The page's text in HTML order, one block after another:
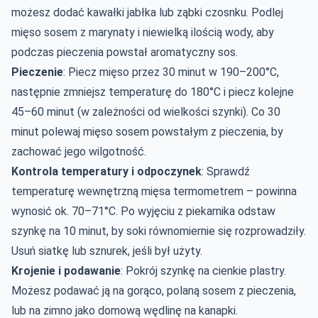
możesz dodać kawałki jabłka lub ząbki czosnku. Podlej
mięso sosem z marynaty i niewielką ilością wody, aby
podczas pieczenia powstał aromatyczny sos.
Pieczenie: Piecz mięso przez 30 minut w 190–200°C,
następnie zmniejsz temperaturę do 180°C i piecz kolejne
45–60 minut (w zależności od wielkości szynki). Co 30
minut polewaj mięso sosem powstałym z pieczenia, by
zachować jego wilgotność.
Kontrola temperatury i odpoczynek: Sprawdź
temperaturę wewnętrzną mięsa termometrem – powinna
wynosić ok. 70–71°C. Po wyjęciu z piekarnika odstaw
szynkę na 10 minut, by soki równomiernie się rozprowadziły.
Usuń siatkę lub sznurek, jeśli był użyty.
Krojenie i podawanie: Pokrój szynkę na cienkie plastry.
Możesz podawać ją na gorąco, polaną sosem z pieczenia,
lub na zimno jako domową wędlinę na kanapki.